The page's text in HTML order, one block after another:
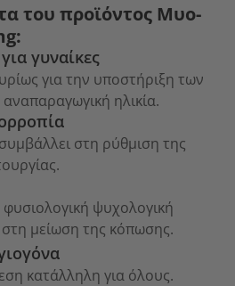
του προϊόντος Mυο-
γυναίκες
για την υποστήριξη των
ηλικία.
στη ρύθμιση της
ψυχολογική
στη μείωση της κόπωσης.
κατάλληλη για όλους.